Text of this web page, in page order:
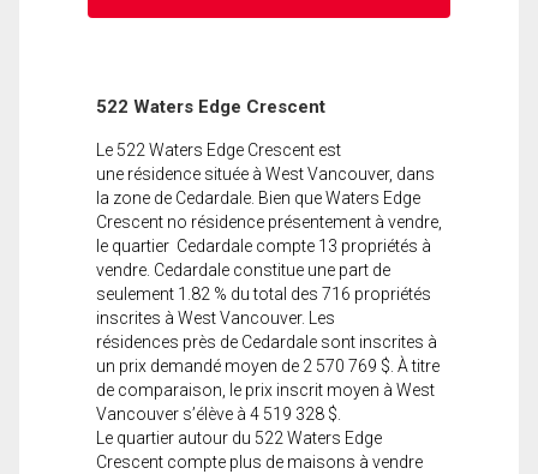
522 Waters Edge Crescent
Le 522 Waters Edge Crescent est
une résidence située à West Vancouver, dans
la zone de Cedardale. Bien que Waters Edge
Crescent no résidence présentement à vendre,
le quartier Cedardale compte 13 propriétés à
vendre. Cedardale constitue une part de
seulement 1.82 % du total des 716 propriétés
inscrites à West Vancouver. Les
résidences près de Cedardale sont inscrites à
un prix demandé moyen de 2 570 769 $. À titre
de comparaison, le prix inscrit moyen à West
Vancouver s’élève à 4 519 328 $.
Le quartier autour du 522 Waters Edge
Crescent compte plus de maisons à vendre